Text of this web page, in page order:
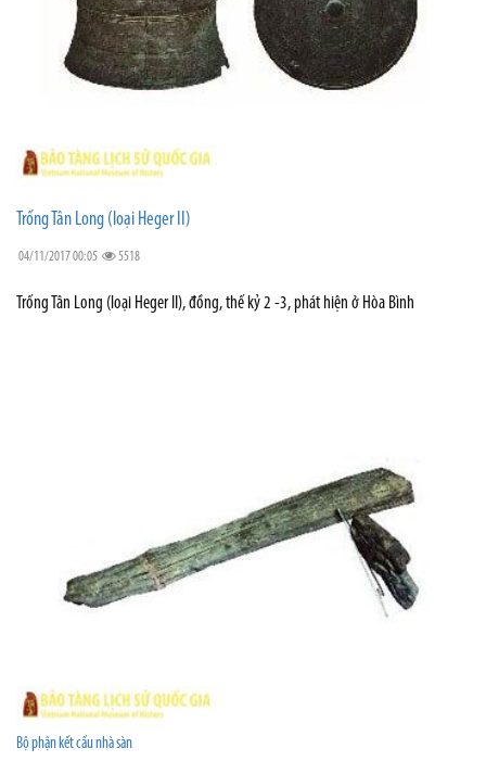
Trống Tân Long (loại Heger II)
04/11/2017 00:05 5518
Trống Tân Long (loại Heger II), đồng, thế kỷ 2 -3, phát hiện ở Hòa Bình
Bộ phận kết cấu nhà sàn